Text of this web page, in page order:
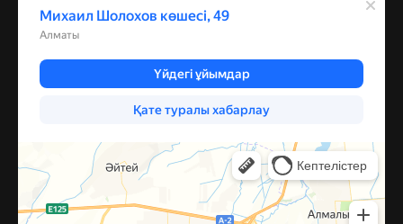
Улица Барибаева, 60 — Яндекс Карты